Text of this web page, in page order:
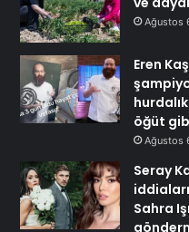
Ağustos
Eren
öğüt
Ağustos
Seray
Sahra